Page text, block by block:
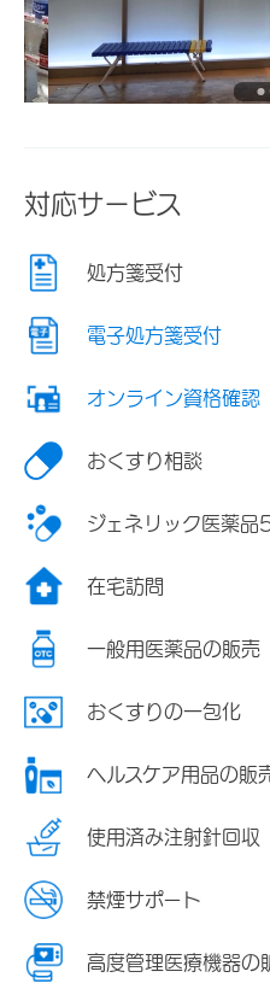
対応サービス
処方箋受付
電子処方箋受付
オンライン資格確認
おくすり相談
ジェネリック医薬
在宅訪問
一般用医薬品の販売
おくすりの一包化
ヘルスケア用品の販
使用済み注射針回収
禁煙サポート
高度管理医療機器の